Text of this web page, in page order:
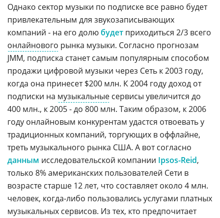
Однако сектор музыки по подписке все равно будет
привлекательным для звукозаписывающих
компаний - на его долюбудет приходиться 2/3 всего
онлайнового рынка музыки. Согласно прогнозам
JMM, подписка станет самым популярным способом
продажи цифровой музыки через Сеть к 2003 году,
когда она принесет $200 млн. К 2004 году доход от
подписки на музыкальные сервисы увеличится до
400 млн., к 2005 - до 800 млн. Таким образом, к 2006
году онлайновым конкурентам удастся отвоевать у
традиционных компаний, торгующих в оффлайне,
треть музыкального рынка США. А вот согласно
данным исследовательской компании Ipsos-Reid,
только 8% американских пользователей Сети в
возрасте старше 12 лет, что составляет около 4 млн.
человек, когда-либо пользовались услугами платных
музыкальных сервисов. Из тех, кто предпочитает